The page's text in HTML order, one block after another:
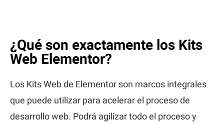
¿Qué son exactamente los Kits
Web Elementor?
Los Kits Web de Elementor son marcos integrales
que puede utilizar para acelerar el proceso de
desarrollo web. Podrá agilizar todo el proceso y